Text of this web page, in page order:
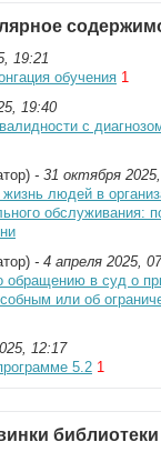
19:21
обучения 1
19:40
с
- 31 октября
людей в
обслуживания:
- 4 апреля 2025,
обращению в суд о
или об
12:17
5.2 1
библиотеки